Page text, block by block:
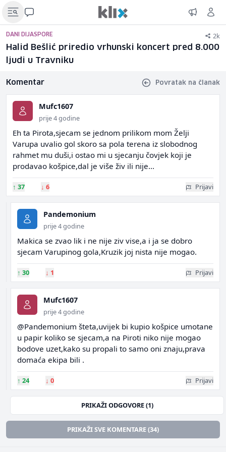
DANI DIJASPORE 2k
Halid Bešlić priredio vrhunski koncert pred 8.000
ljudi u Travniku
Komentar Povratak na članak
Mufc1607
prije 4 godine
Eh ta Pirota,sjecam se jednom prilikom mom Želji
Varupa uvalio gol skoro sa pola terena iz slobodnog
rahmet mu duši,i ostao mi u sjecanju čovjek koji je
prodavao košpice,dal je više živ ili nije...
↑ 37 ↓ 6 Prijavi
Pandemonium
prije 4 godine
Makica se zvao lik i ne nije ziv vise,a i ja se dobro
sjecam Varupinog gola,Kruzik joj nista nije mogao.
↑ 30 ↓ 1 Prijavi
Mufc1607
prije 4 godine
@Pandemonium šteta,uvijek bi kupio košpice umotane
u papir koliko se sjecam,a na Piroti niko nije mogao
bodove uzet,kako su propali to samo oni znaju,prava
domaća ekipa bili .
↑ 24 ↓ 0 Prijavi
PRIKAŽI ODGOVORE (1)
PRIKAŽI SVE KOMENTARE (34)